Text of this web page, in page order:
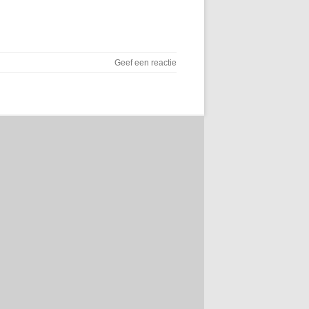
Geef een reactie